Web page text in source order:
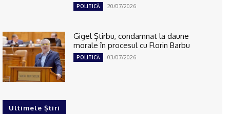
POLITICĂ 20/07/2026
Gigel Știrbu, condamnat la daune
morale în procesul cu Florin Barbu
POLITICĂ 03/07/2026
Ultimele Știri